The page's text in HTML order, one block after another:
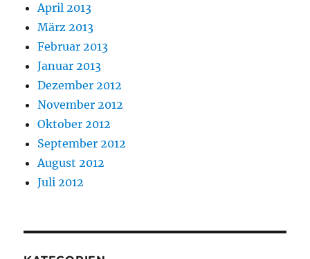
April 2013
März 2013
Februar 2013
Januar 2013
Dezember 2012
November 2012
Oktober 2012
September 2012
August 2012
Juli 2012